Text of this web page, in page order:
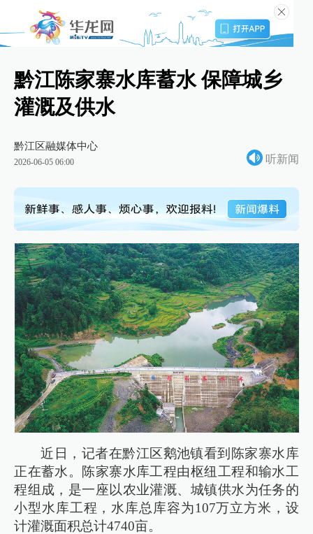
黔江陈家寨水库蓄水 保障城乡
灌溉及供水
黔江区融媒体中心
2026-06-05 06:00 听新闻
近日，记者在黔江区鹅池镇看到陈家寨水库
正在蓄水。陈家寨水库工程由枢纽工程和输水工
程组成，是一座以农业灌溉、城镇供水为任务的
小型水库工程，水库总库容为107万立方米，设
计灌溉面积总计4740亩。